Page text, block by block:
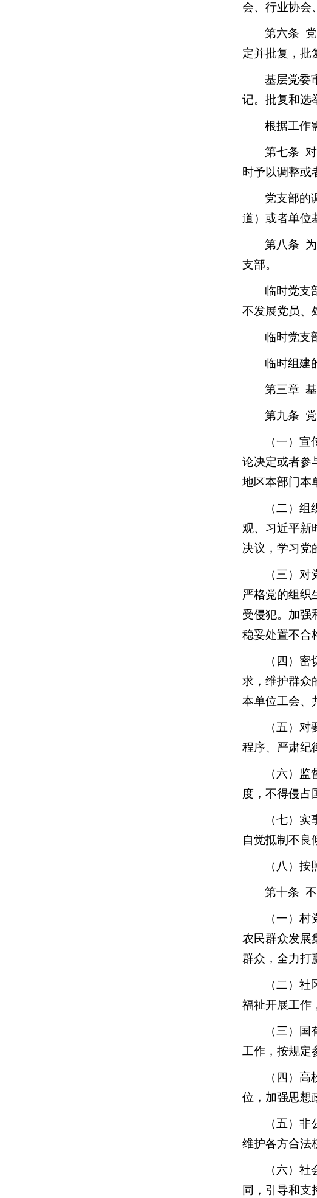
会、行业协会
第六条
定并批复，批
基层党委
记。批复和选
根据工作
第七条
时予以调整或
党支部的
道）或者单位
第八条
支部。
临时党支
不发展党员、
临时党支
临时组建
第三章
第九条 党
（一）
论决定或者参
地区本部门本
（二）
观、习近平新
决议，学习党
（三）
严格党的组织
受侵犯。加强
稳妥处置不合
（四）
求，维护群众
本单位工会、
（五）
程序、严肃纪
（六）
度，不得侵占
（七）
自觉抵制不良
（八）
第十条
（一）
农民群众发展
群众，全力打
（二）
福祉开展工作
（三）
工作，按规定
（四）
位，加强思想
（五）
维护各方合法
（六）
同，引导和支